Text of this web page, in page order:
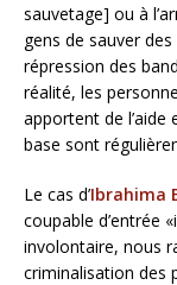
sauvetage] ou à
gens de sauver
répression des
réalité, les
apportent de l’aide
base sont
Le cas d’Ibrahima
coupable d’entrée
involontaire, nous
criminalisation des